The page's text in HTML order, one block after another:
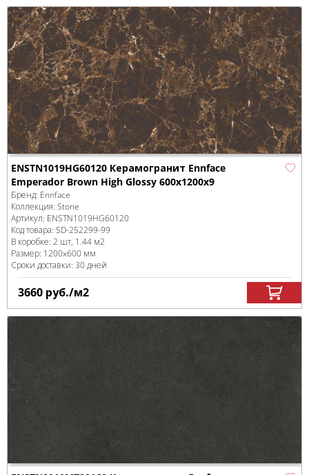
ENSTN1019HG60120 Керамогранит Ennface
Emperador Brown High Glossy 600х1200х9
Бренд: Ennface
Коллекция: Stone
Артикул: ENSTN1019HG60120
Код товара: SD-252299-99
В коробке: 2 шт, 1.44 м2
Размер: 1200x600 мм
Сроки доставки: 30 дней
3660 руб./м2